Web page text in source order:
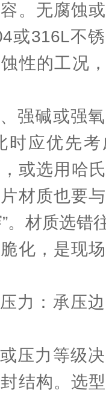
。无腐蚀
或316L不
性的工况
碱或强氧
时应优先
或选用哈
材质也要
。材质选错
化，是现
：承压边
力等级决
结构。选